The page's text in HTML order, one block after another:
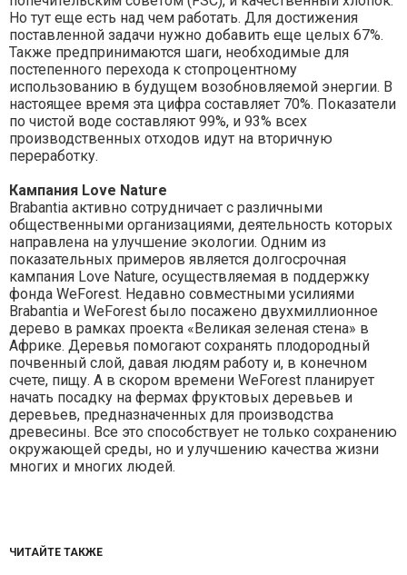
Но тут еще есть над чем работать. Для достижения
поставленной задачи нужно добавить еще целых 67%.
Также предпринимаются шаги, необходимые для
постепенного перехода к стопроцентному
использованию в будущем возобновляемой энергии. В
настоящее время эта цифра составляет 70%. Показатели
по чистой воде составляют 99%, и 93% всех
производственных отходов идут на вторичную
переработку.
Кампания Love Nature
Brabantia активно сотрудничает с различными
общественными организациями, деятельность которых
направлена на улучшение экологии. Одним из
показательных примеров является долгосрочная
кампания Love Nature, осуществляемая в поддержку
фонда WeForest. Недавно совместными усилиями
Brabantia и WeForest было посажено двухмиллионное
дерево в рамках проекта «Великая зеленая стена» в
Африке. Деревья помогают сохранять плодородный
почвенный слой, давая людям работу и, в конечном
счете, пищу. А в скором времени WeForest планирует
начать посадку на фермах фруктовых деревьев и
деревьев, предназначенных для производства
древесины. Все это способствует не только сохранению
окружающей среды, но и улучшению качества жизни
многих и многих людей.
ЧИТАЙТЕ ТАКЖЕ